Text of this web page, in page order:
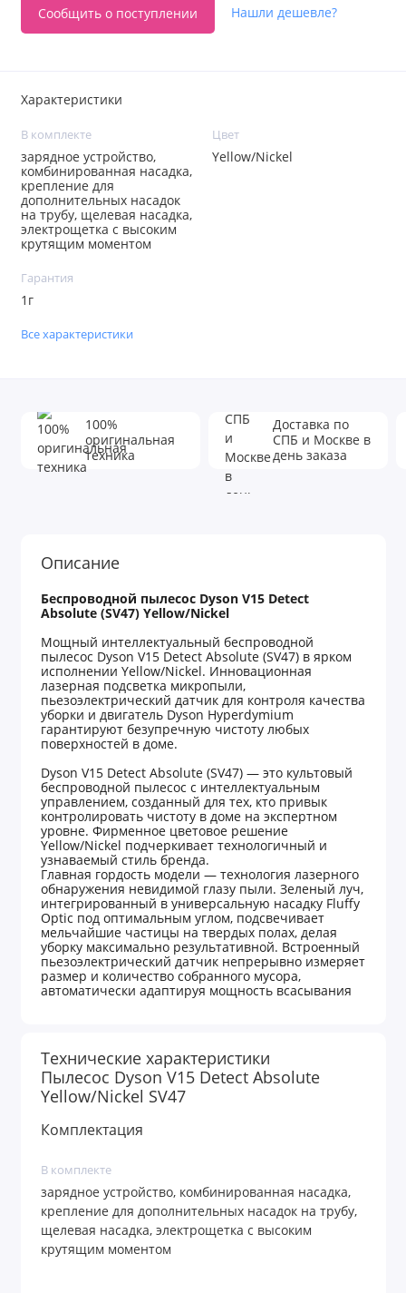
Сообщить о поступлении Нашли дешевле?
Характеристики
В комплекте
зарядное устройство,
комбинированная насадка,
крепление для
дополнительных насадок
на трубу, щелевая насадка,
электрощетка с высоким
крутящим моментом
Цвет
Yellow/Nickel
Гарантия
1г
Все характеристики
100%
оригинальная
техника
Доставка по
СПБ и Москве в
день заказа
Описание
Беспроводной пылесос Dyson V15 Detect
Absolute (SV47) Yellow/Nickel
Мощный интеллектуальный беспроводной
пылесос Dyson V15 Detect Absolute (SV47) в ярком
исполнении Yellow/Nickel. Инновационная
лазерная подсветка микропыли,
пьезоэлектрический датчик для контроля качества
уборки и двигатель Dyson Hyperdymium
гарантируют безупречную чистоту любых
поверхностей в доме.
Dyson V15 Detect Absolute (SV47) — это культовый
беспроводной пылесос с интеллектуальным
управлением, созданный для тех, кто привык
контролировать чистоту в доме на экспертном
уровне. Фирменное цветовое решение
Yellow/Nickel подчеркивает технологичный и
узнаваемый стиль бренда.
Главная гордость модели — технология лазерного
обнаружения невидимой глазу пыли. Зеленый луч,
интегрированный в универсальную насадку Fluffy
Optic под оптимальным углом, подсвечивает
мельчайшие частицы на твердых полах, делая
уборку максимально результативной. Встроенный
пьезоэлектрический датчик непрерывно измеряет
размер и количество собранного мусора,
автоматически адаптируя мощность всасывания
подробный отчет об эффективности очистки и
оставшемся заряде аккумулятора.
Почему Dyson V15 Detect Absolute (SV47) — это
лучший выбор? Вы получаете бескомпромиссную
мощность всасывания, научный подход к уборке с
лазерным контролем, передовую фильтрацию и
надежность премиального уровня.
● Лазерная подсветка пыли
зеленый луч выявляет невидимый глазу
микромусор на твердых покрытиях.
● Пьезоэлектрический датчик—
автоматическое увеличение мощности
всасывания при обнаружении большого
количества пыли.
Технические характеристики
Пылесос Dyson V15 Detect Absolute
Yellow/Nickel SV47
Комплектация
В комплекте
зарядное устройство, комбинированная насадка,
крепление для дополнительных насадок на трубу,
щелевая насадка, электрощетка с высоким
крутящим моментом